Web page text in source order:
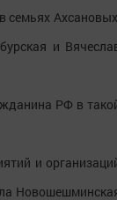
семьях
и
РФ в
и